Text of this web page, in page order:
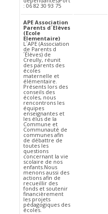
: 06 82 30 93 75
APE Association
Parents d´Elèves
(Ecole
Elementaire)
L´APE (Association
de Parents d
´Élèves) de
Creully, réunit
des parents des
écoles
maternelle et
élémentaire.
Présents lors des
conseils des
écoles, nous
rencontrons les
équipes
enseignantes et
les élus de la
Commune et
Communauté de
communes afin
de débattre de
toutes les
questions
concernant la vie
scolaire de nos
enfants.Nous
menons aussi des
actions afin de
recueillir des
fonds et soutenir
financièrement
les projets
pédagogiques des
écoles.